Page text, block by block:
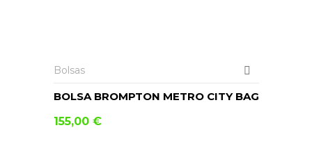
Bolsas
BOLSA BROMPTON METRO CITY BAG
155,00 €